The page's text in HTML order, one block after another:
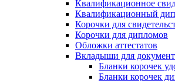
Квалификационное
Квалификационный
Корочки для
Корочки для дипломов
Обложки аттестатов
Вкладыши для
Бланки корочек
Бланки корочек